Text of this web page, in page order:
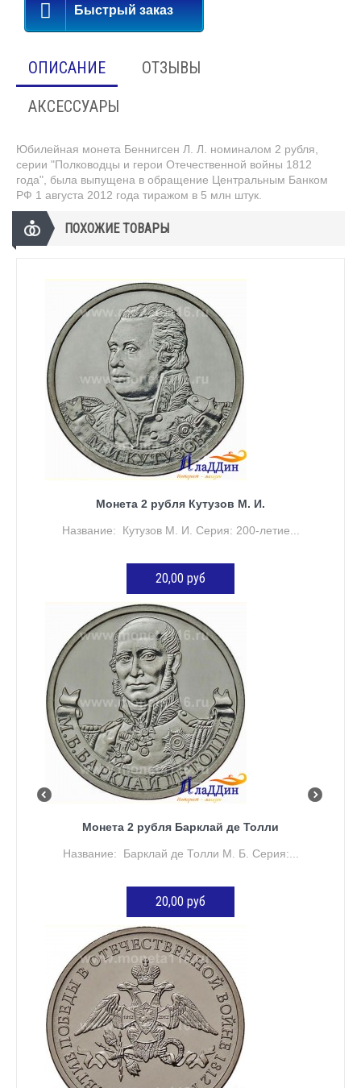
Быстрый заказ
ОПИСАНИЕ
ОТЗЫВЫ
АКСЕССУАРЫ
Юбилейная монета Беннигсен Л. Л.
номиналом 2 рубля,
серии "Полководцы и герои Отечественной войны 1812
года", была выпущена в обращение Центральным Банком
РФ 1 августа 2012 года тиражом в 5 млн штук.
ПОХОЖИЕ ТОВАРЫ
Монета 2 рубля Кутузов М. И.
Название: Кутузов М. И. Серия: 200-летие...
20,00 руб
ДОБАВИТЬ В КОРЗИНУ
Монета 2 рубля Барклай де Толли
Название: Барклай де Толли М. Б. Серия:...
20,00 руб
ДОБАВИТЬ В КОРЗИНУ